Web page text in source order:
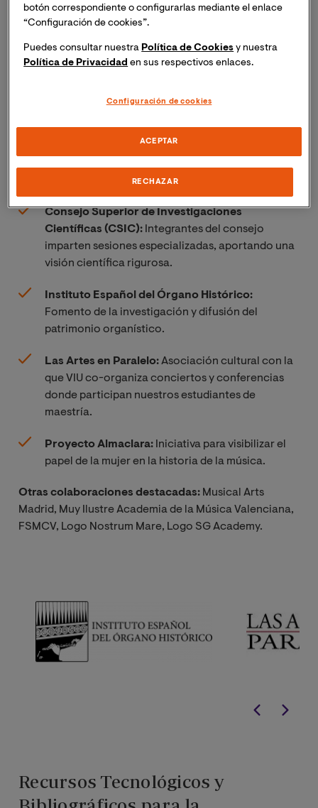
Aliados Estratégicos y
Nuestra maestría te conecta con instituciones de
renombre, facilitando masterclasses, eventos y redes
Consejo Superior de Investigaciones
Científicas (CSIC): Integrantes del consejo
imparten sesiones especializadas, aportando una
visión científica rigurosa.
Instituto Español del Órgano Histórico:
Fomento de la investigación y difusión del
patrimonio organístico.
Las Artes en Paralelo:Asociación cultural con la
que VIU co-organiza conciertos y conferencias
donde participan nuestros estudiantes de
maestría.
Proyecto Almaclara: Iniciativa para visibilizar el
papel de la mujer en la historia de la música.
Otras colaboraciones destacadas: Musical Arts
Madrid, Muy Ilustre Academia de la Música Valenciana,
FSMCV, Logo Nostrum Mare, Logo SG Academy.
Recursos Tecnológicos y
botón correspondiente o configurarlas mediante el enlace
“Configuración de cookies”.
Puedes consultar nuestra Política de Cookies y nuestra
Política de Privacidad en sus respectivos enlaces.
Configuración de cookies
RECHAZAR
ACEPTAR